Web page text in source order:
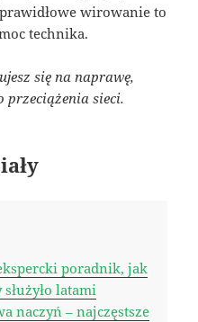
wirowanie to
technika.
się na naprawę,
przeciążenia sieci.
poradnik, jak
latami
naczyń – najczęstsze